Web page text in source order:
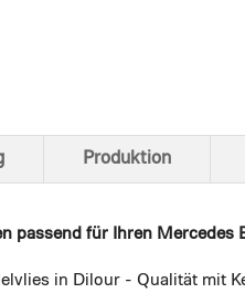
passend für Ihren Mercedes
in Dilour - Qualität mit
Produktion